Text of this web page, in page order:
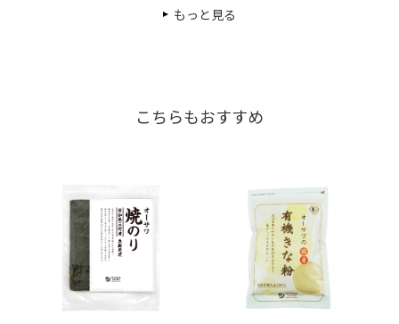
もっと見る
こちらもおすすめ